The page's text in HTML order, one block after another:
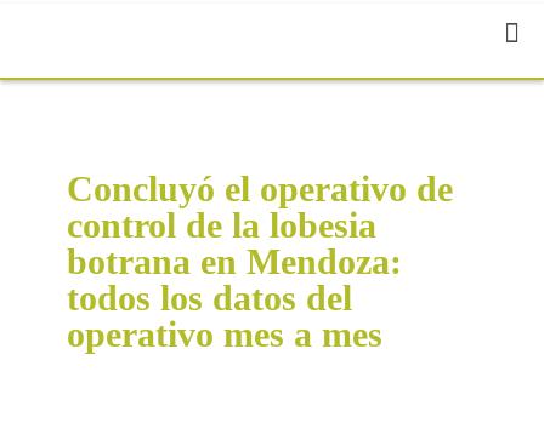
Concluyó el operativo de
control de la lobesia
botrana en Mendoza:
todos los datos del
operativo mes a mes